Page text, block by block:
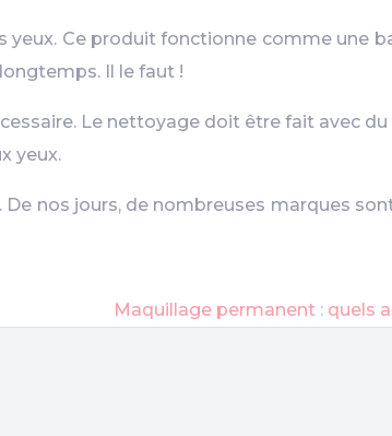
Ce produit fonctionne comme une
Il le faut !
Le nettoyage doit être fait avec
yeux.
nos jours, de nombreuses marques
Maquillage permanent : quels